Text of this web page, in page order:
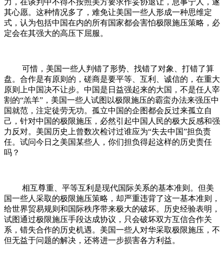
其心愿。这种情况多了，难免让美国一些人形成一种思维定
式，认为包括中国在内的所有国家都会害怕极限施压策略，必
定会在其强大的高压下屈服。
可惜，美国一些人判错了形势、找错了对象、打错了算
盘。合作是有原则的，磋商是要平等、互利、诚信的，在重大
原则上中国决不让步。中国是日益强起来的大国，不是任人宰
割的“羔羊”，美国一些人试图以极限施压的霸蛮办法来强压中
国就范，注定徒劳无功。孤立中国的企图都会反过来孤立自
己，针对中国的极限施压，必然引起中国人民的极大反感和强
力反对。美国历史上曾数次检讨过谁应为“失去中国”担负责
任。试问今日之美国某些人，你们担负得起这样的历史责任
吗？
相互尊重、平等互利是现代国际关系的基本准则。但美
国一些人采取的极限施压策略，却严重违背了这一基本准则，
给世界贸易规则和国际秩序带来极大的破坏。历史经验表明，
试图通过极限施压手段达成协议，只会破坏双方互信合作关
系，错失合作的历史机遇。美国一些人对华采取极限施压，不
但无益于问题的解决，还将进一步损害各方利益。